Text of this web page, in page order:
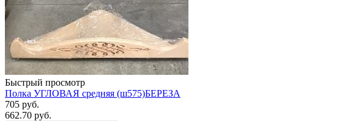
Быстрый просмотр
Полка УГЛОВАЯ средняя (ш575)БЕРЕЗА
705 руб.
662.70 руб.